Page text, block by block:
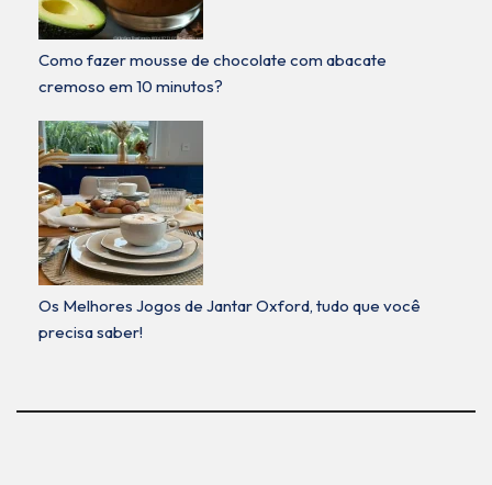
Como fazer mousse de chocolate com abacate
cremoso em 10 minutos?
Os Melhores Jogos de Jantar Oxford, tudo que você
precisa saber!